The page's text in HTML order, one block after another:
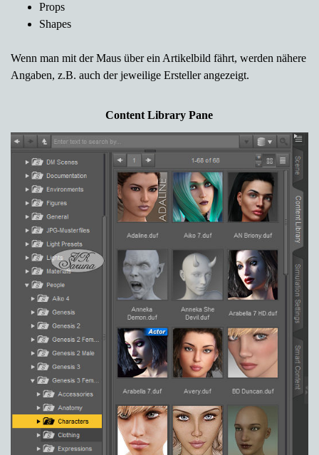
Props
Shapes
Wenn man mit der Maus über ein Artikelbild fährt, werden nähere
Angaben, z.B. auch der jeweilige Ersteller angezeigt.
Content Library Pane